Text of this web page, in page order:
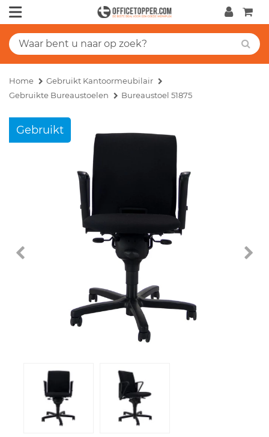
Home
Gebruikt Kantoormeubilair
Gebruikte Bureaustoelen
Bureaustoel 51875
Gebruikt